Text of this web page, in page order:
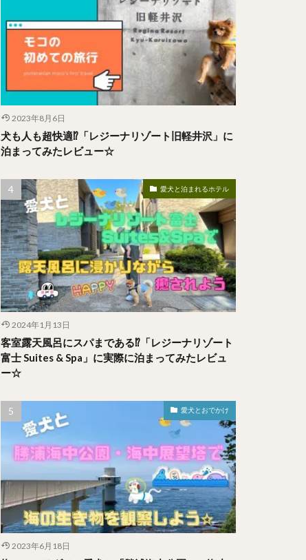
2023年8月6日
犬も人も超快適⁉︎「レジーナリゾート旧軽井沢」に
泊まってみたレビュー☆
愛犬と泊まれるホテル
2024年1月13日
客室露天風呂にスパまである⁉︎「レジーナリゾート
富士 Suites & Spa」に実際に泊まってみたレビュ
ー☆
愛犬とおでかけ
2023年6月18日